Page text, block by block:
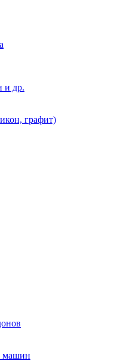
и др.
графит)
машин